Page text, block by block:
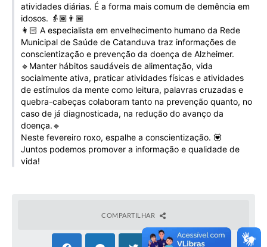
Links
Telefones Úteis
A Prefeitura
Enquete
Jornal
Agenda
atividades diárias. É a forma mais comum de demência em
idosos. 👵🏾👨🏾
👩🏻 A especialista em envelhecimento humano da Rede
Municipal de Saúde de Catanduva traz informações de
conscientização e prevenção da doença de Alzheimer.
🔹Manter hábitos saudáveis de alimentação, vida
socialmente ativa, praticar atividades físicas e atividades
de estímulos da mente como leitura, palavras cruzadas e
quebra-cabeças colaboram tanto na prevenção quanto, no
caso de já diagnosticada, na redução do avanço da
doença.🔹
Neste fevereiro roxo, espalhe a conscientização. 💟
Juntos podemos promover a informação e qualidade de
vida!
COMPARTILHAR